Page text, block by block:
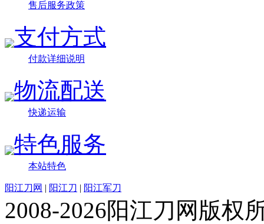
售后服务政策
支付方式
付款详细说明
物流配送
快递运输
特色服务
本站特色
阳江刀网 | 阳江刀 | 阳江军刀
2008-2026阳江刀网版权